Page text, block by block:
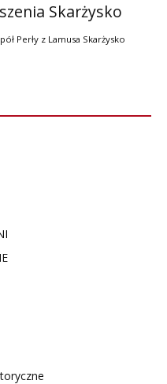
Skarżysko
Perły z Lamusa Skarżysko